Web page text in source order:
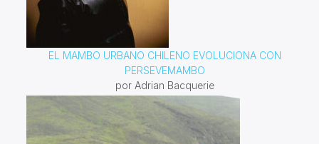
EL MAMBO URBANO CHILENO EVOLUCIONA CON
PERSEVEMAMBO
por Adrian Bacquerie